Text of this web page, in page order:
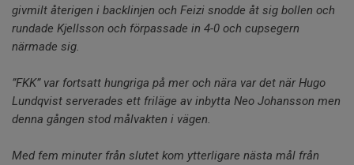
givmilt återigen i backlinjen och Feizi snodde åt sig bollen och
rundade Kjellsson och förpassade in 4-0 och cupsegern
närmade sig.
”FKK” var fortsatt hungriga på mer och nära var det när Hugo
Lundqvist serverades ett friläge av inbytta Neo Johansson men
denna gången stod målvakten i vägen.
Med fem minuter från slutet kom ytterligare nästa mål från